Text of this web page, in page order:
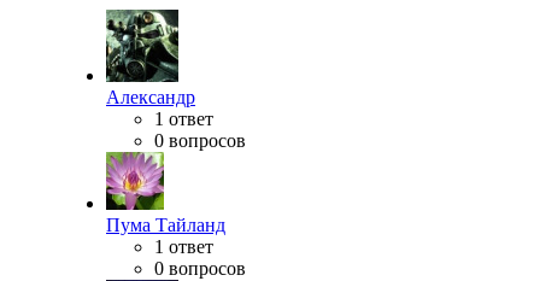
Александр
1 ответ
0 вопросов
Пума Тайланд
1 ответ
0 вопросов